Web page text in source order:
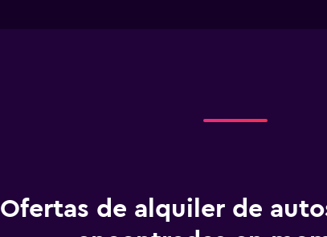
Y
axis
displaying
Ofertas de alquiler de